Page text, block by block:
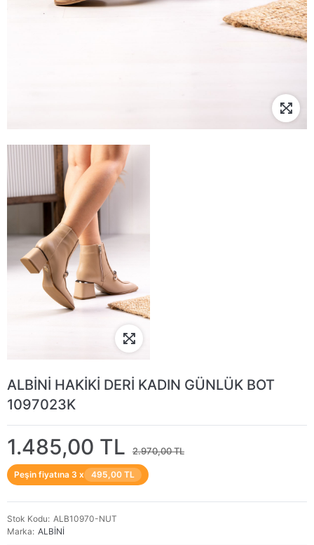
ALBİNİ HAKİKİ DERİ KADIN GÜNLÜK BOT
1097023K
1.485,00 TL 2.970,00 TL
Peşin fiyatına 3 x 495,00 TL
Stok Kodu ALB10970-NUT
Marka ALBİNİ